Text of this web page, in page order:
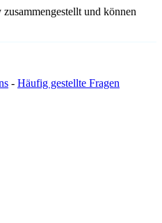
und können
- Häufig gestellte Fragen